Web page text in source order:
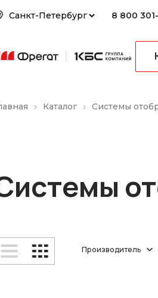
8 800
Каталог Системы
Производитель